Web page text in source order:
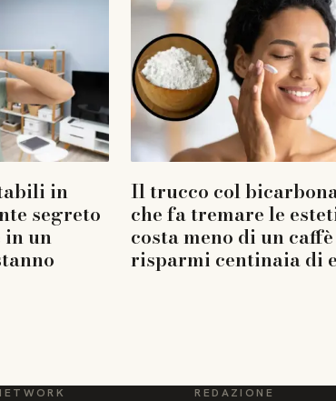
in
segreto
in un
Il trucco col
che fa tremare le
costa meno di un caffè
risparmi centinaia di
REDAZIONE